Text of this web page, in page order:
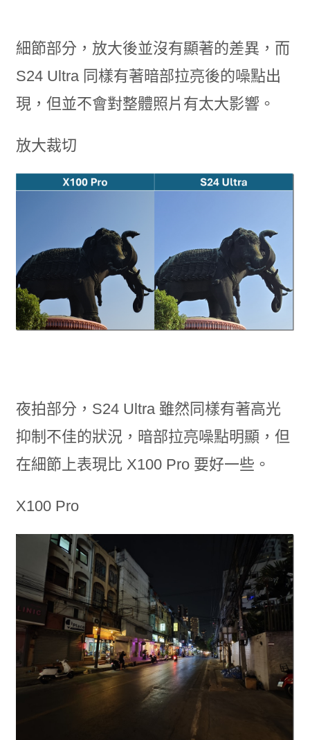
細節部分，放大後並沒有顯著的差異，而
S24 Ultra 同樣有著暗部拉亮後的噪點出
現，但並不會對整體照片有太大影響。
放大裁切
夜拍部分，S24 Ultra 雖然同樣有著高光
抑制不佳的狀況，暗部拉亮噪點明顯，但
在細節上表現比 X100 Pro 要好一些。
X100 Pro